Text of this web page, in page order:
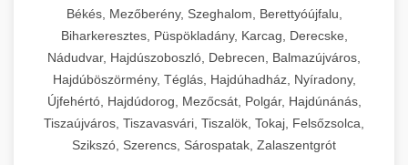
Békés, Mezőberény, Szeghalom, Berettyóújfalu,
Biharkeresztes, Püspökladány, Karcag, Derecske,
Nádudvar, Hajdúszoboszló, Debrecen, Balmazújváros,
Hajdúböszörmény, Téglás, Hajdúhadház, Nyíradony,
Újfehértó, Hajdúdorog, Mezőcsát, Polgár, Hajdúnánás,
Tiszaújváros, Tiszavasvári, Tiszalök, Tokaj, Felsőzsolca,
Szikszó, Szerencs, Sárospatak, Zalaszentgrót